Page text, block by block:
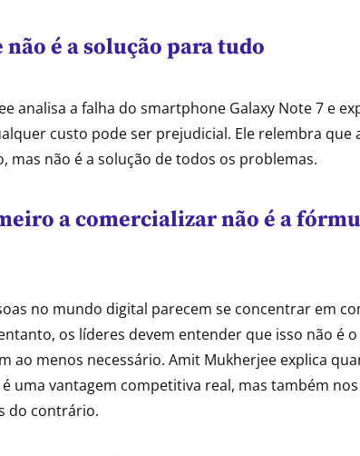
é a solução para tudo
analisa a falha do smartphone Galaxy Note 7 e
custo pode ser prejudicial. Ele relembra que
mas não é a solução de todos os problemas.
a comercializar não é a
no mundo digital parecem se concentrar em
os líderes devem entender que isso não é
ao menos necessário. Amit Mukherjee explica
uma vantagem competitiva real, mas também
do contrário.